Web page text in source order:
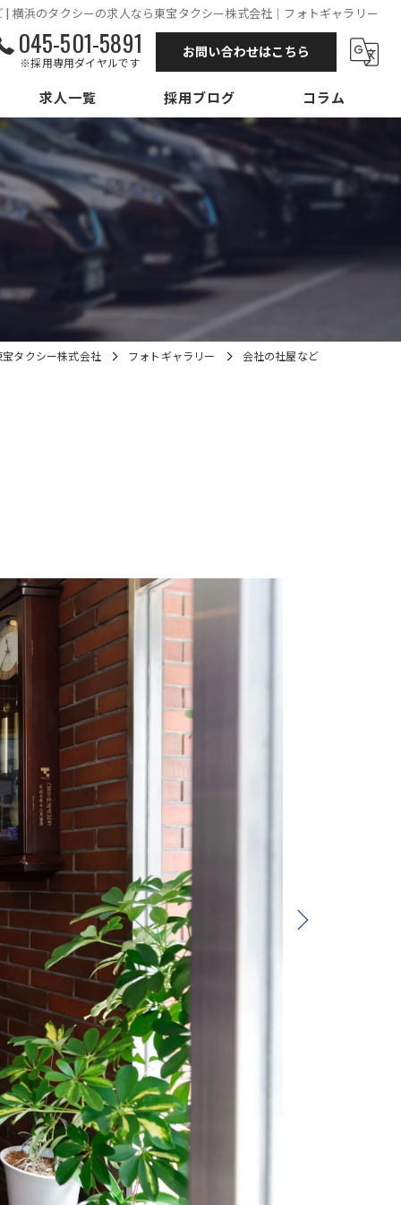
| 横浜のタクシーの求人なら東宝タクシー株式会社｜フォトギャラリー
045-501-5891
※採用専用ダイヤルです
お問い合わせはこちら
求人一覧 採用ブログ コラム
タクシー株式会社 フォトギャラリー 会社の社屋など